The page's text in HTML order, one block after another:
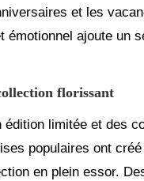
et les
émotionnel ajoute un
florissant
édition limitée et des
populaires ont
en plein essor.